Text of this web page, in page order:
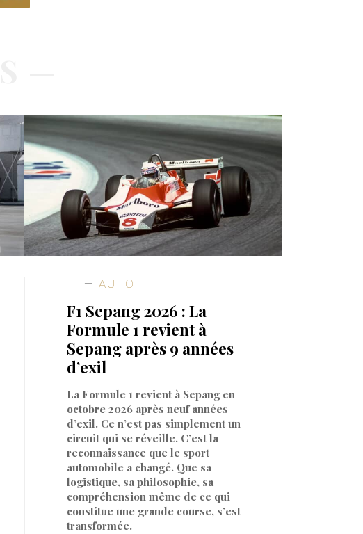
AUTO
F1 Sepang 2026 : La
Formule 1 revient à
Sepang après 9 années
d’exil
La Formule 1 revient à Sepang en
octobre 2026 après neuf années
d’exil. Ce n’est pas simplement un
circuit qui se réveille. C’est la
reconnaissance que le sport
automobile a changé. Que sa
logistique, sa philosophie, sa
compréhension même de ce qui
constitue une grande course, s’est
transformée.